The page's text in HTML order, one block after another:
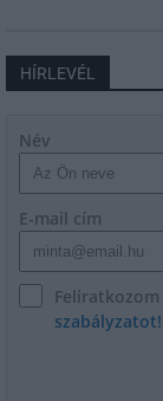
HÍRLEVÉL
Név
E-mail cím
szabályzatot!